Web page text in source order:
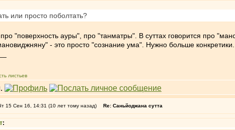
или просто поболтать?
"поверхность ауры", про "танматры". В суттах говорится про
- это просто "сознание ума". Нужно больше
листьев
15 Сен 16, 14:31 (10 лет тому назад) Re: Саньйоджана сутта
: